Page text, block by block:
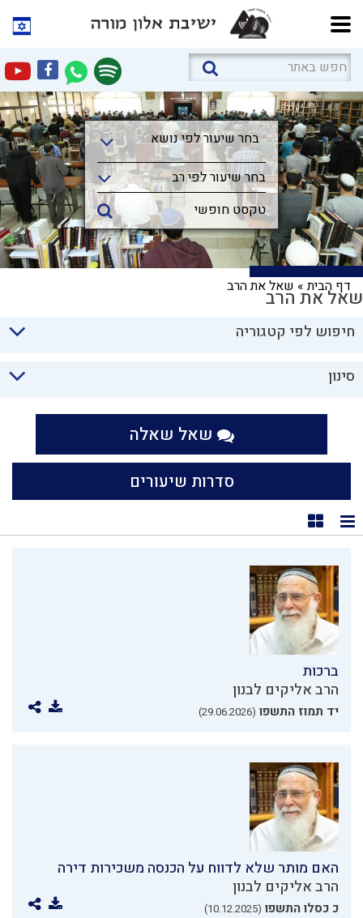
בחר שיעור לפי נושא
בחר שיעור לפי נושא
בחר שיעור לפי רב
דף הבית» שאל את הרבשאל את הרב
חיפוש לפי קטגוריה
סינון
שאל שאלה
סדרות שיעורים
תצוגת רשימה
תצוגת קוביות
ברכות
הרב אליקים לבנון
יד תמוז התשפו (29.06.2026)
האם מותר שלא לדווח על הכנסה משכירות דירה
הרב אליקים לבנון
כ כסלו התשפו (10.12.2025)